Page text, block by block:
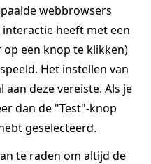
webbrowsers
heeft met een
een knop te klikken)
Het instellen van
deze vereiste. Als je
dan de "Test"-knop
geselecteerd.
te raden om altijd de